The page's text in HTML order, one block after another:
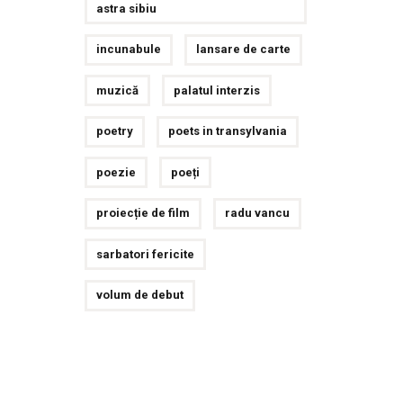
astra sibiu
incunabule lansare de carte
muzică palatul interzis
poetry poets in transylvania
poezie poeți
proiecție de film radu vancu
sarbatori fericite
volum de debut